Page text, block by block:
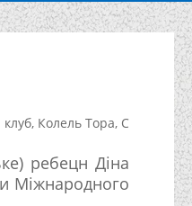
, Колель Тора, С
ребецн Діна
Міжнародного